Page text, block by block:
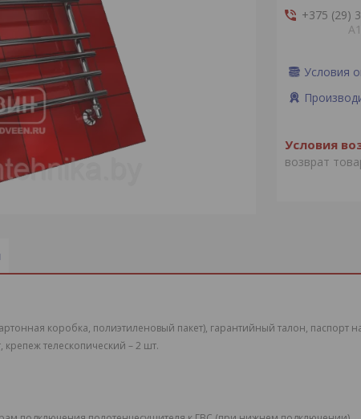
+375 (29)
А1
Условия
возврат
коробка, полиэтиленовый пакет), гарантийный талон, паспорт
телескопический – 2 шт.